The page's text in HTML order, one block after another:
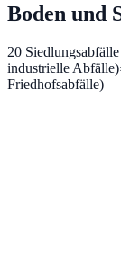
Boden und
20
industrielle Abfälle)
Friedhofsabfälle)